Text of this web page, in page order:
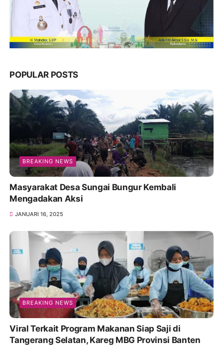
POPULAR POSTS
BREAKING NEWS
Masyarakat Desa Sungai Bungur Kembali
Mengadakan Aksi
JANUARI 16, 2025
BREAKING NEWS
Viral Terkait Program Makanan Siap Saji di
Tangerang Selatan, Kareg MBG Provinsi Banten